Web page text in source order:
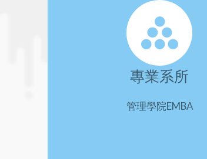
專業系所
管理學院EMBA